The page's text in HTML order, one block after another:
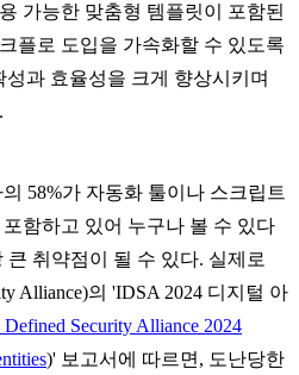
가능한 맞춤형 템플릿이 포함된
플로 도입을 가속화할 수 있도록
과 효율성을 크게 향상시키며
58%가 자동화 툴이나 스크립트
함하고 있어 누구나 볼 수 있다
취약점이 될 수 있다. 실제로
Alliance)의 'IDSA 2024 디지털 아
Security Alliance 2024
)' 보고서에 따르면, 도난당한